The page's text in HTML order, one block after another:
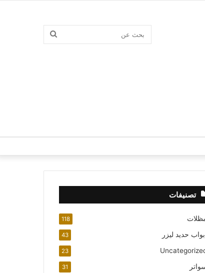
بحث
تصنيفات
118
حديد ليزر 43
23
31